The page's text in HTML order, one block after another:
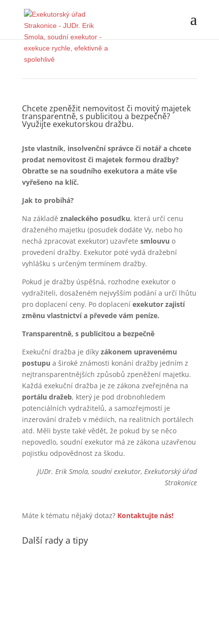
Chcete zpeněžit nemovitost či movitý majetek
transparentně, s publicitou a bezpečně?
Využijte exekutorskou dražbu.
Jste vlastník, insolvenční správce či notář a chcete
prodat nemovitost či majetek formou dražby?
Obraťte se na soudního exekutora a máte vše
vyřešeno na klíč.
Jak to probíhá?
Na základě znaleckého posudku, která určí cenu
draženého majetku (posudek dodáte Vy, nebo ho
nechá zpracovat exekutor) uzavřete smlouvu o
provedení dražby. Exekutor poté vydá dražební
vyhlášku s určeným termínem dražby.
Pokud je dražby úspěšná, rozhodne exekutor o
vydražiteli, dosaženém nejvyšším podání a určí lhůtu
pro doplacení ceny. Po doplacení exekutor zajistí
změnu vlastnictví a převede vám peníze.
Transparentně, s publicitou a bezpečně
Exekuční dražba je díky zákonem upravenému
postupu a široké známosti konání dražby jedním z
nejtransparentnějších způsobů zpeněžení majetku.
Každá exekuční dražba je ze zákona zveřejněna na
portálu dražeb, který je pod drobnohledem
potenciálních vydražitelů, a samozřejmostí je
inzerování dražeb v médiích, na realitních portálech
atd. Měli byste také vědět, že pokud by se něco
nepovedlo, soudní exekutor má ze zákona uzavřenou
pojistku odpovědnost za škodu.
JUDr. Erik Smola, soudní exekutor, Exekutorský úřad
Strakonice
Máte k tématu nějaký dotaz? Kontaktujte nás!
Další rady a tipy